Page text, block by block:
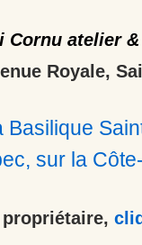
Cornu atelier
Royale,
Basilique
sur la